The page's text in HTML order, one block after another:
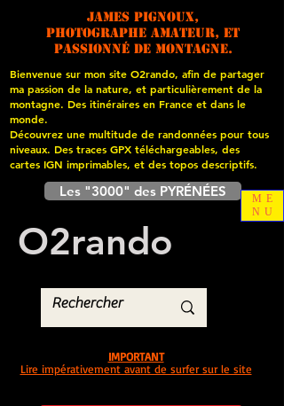
James PIGNOUX,
photographe amateur, et
passionné de montagne.
Bienvenue sur mon site O2rando, afin de partager
ma passion de la nature, et particulièrement de la
montagne. Des itinéraires en France et dans le
monde.
Découvrez une multitude de randonnées pour tous
niveaux. Des traces GPX téléchargeables, des
cartes IGN imprimables, et des topos descriptifs.
Les "3000" des PYRÉNÉES
O2rando
IMPORTANT
Lire impérativement avant de surfer sur le site
ME
NU